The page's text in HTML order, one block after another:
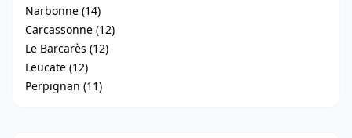
Narbonne (14)
Carcassonne (12)
Le Barcarès (12)
Leucate (12)
Perpignan (11)